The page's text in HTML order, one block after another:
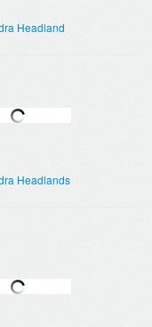
Headland
Headlands